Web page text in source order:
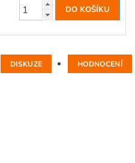
DISKUZE HODNOCENÍ